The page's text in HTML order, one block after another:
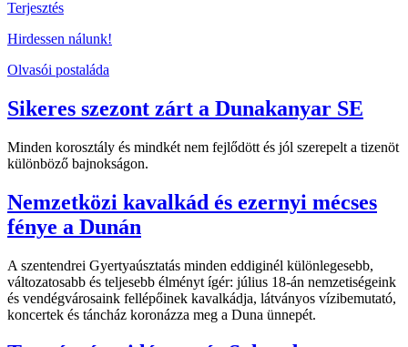
Terjesztés
Hirdessen nálunk!
Olvasói postaláda
Sikeres szezont zárt a Dunakanyar SE
Minden korosztály és mindkét nem fejlődött és jól szerepelt a tizenöt
különböző bajnokságon.
Nemzetközi kavalkád és ezernyi mécses
fénye a Dunán
A szentendrei Gyertyaúsztatás minden eddiginél különlegesebb,
változatosabb és teljesebb élményt ígér: július 18-án nemzetiségeink
és vendégvárosaink fellépőinek kavalkádja, látványos vízibemutató,
koncertek és táncház koronázza meg a Duna ünnepét.